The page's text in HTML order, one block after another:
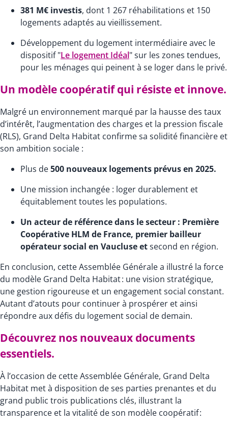
381 M€ investis, dont 1 267 réhabilitations et 150
logements adaptés au vieillissement.
Développement du logement intermédiaire avec le
dispositif "Le logement Idéal" sur les zones tendues,
pour les ménages qui peinent à se loger dans le privé.
Un modèle coopératif qui résiste et innove.
Malgré un environnement marqué par la hausse des taux
d’intérêt, l’augmentation des charges et la pression fiscale
(RLS), Grand Delta Habitat confirme sa solidité financière et
son ambition sociale :
Plus de500 nouveaux logements prévus en 2025.
Une mission inchangée : loger durablement et
équitablement toutes les populations.
Un acteur de référence dans le secteur : Première
Coopérative HLM de France, premier bailleur
opérateur social en Vaucluse etsecond en région.
En conclusion, cette Assemblée Générale a illustré la force
du modèle Grand Delta Habitat : une vision stratégique,
une gestion rigoureuse et un engagement social constant.
Autant d’atouts pour continuer à prospérer et ainsi
répondre aux défis du logement social de demain.
Découvrez nos nouveaux documents
essentiels.
À l’occasion de cette Assemblée Générale, Grand Delta
Habitat met à disposition de ses parties prenantes et du
grand public trois publications clés, illustrant la
transparence et la vitalité de son modèle coopératif :